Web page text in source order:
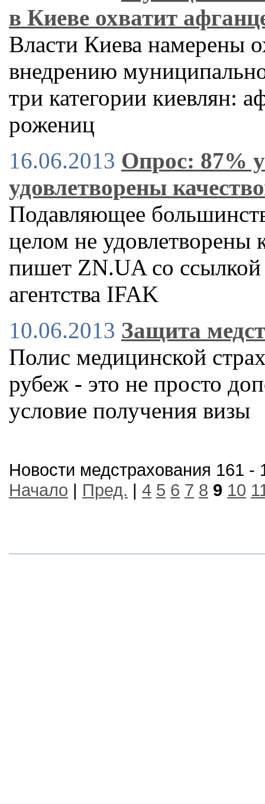
в Киеве охватит
Власти Киева намерены
внедрению
три категории киевлян:
рожениц
16.06.2013 Опрос: 87%
удовлетворены
Подавляющее
целом не удовлетворены
пишет ZN.UA со
агентства IFAK
10.06.2013 Защита
Полис медицинской
рубеж - это не просто
условие получения визы
Новости медстрахования 161 -
Начало | Пред. | 4 5 6 7 8 9 10